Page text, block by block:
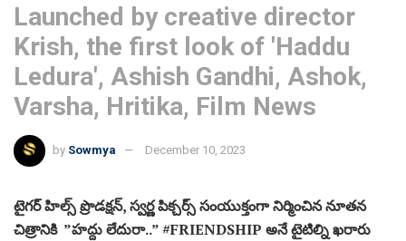
Launched by creative director
Krish, the first look of 'Haddu
Ledura', Ashish Gandhi, Ashok,
Varsha, Hritika, Film News
by Sowmya December 10, 2023
టైగర్ హిల్స్ ప్రొడక్షన్, స్వర్ణ పిక్చర్స్ సంయుక్తంగా నిర్మించిన నూతన
చిత్రానికి ”హద్దు లేదురా..” #FRIENDSHIP అనే టైటిల్ని ఖరారు